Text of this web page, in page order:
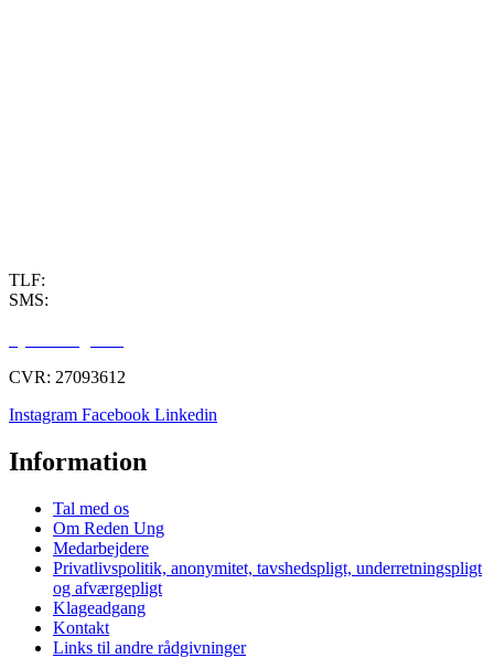
TLF:
SMS:
CVR: 27093612
Instagram Facebook Linkedin
Information
Tal med os
Om Reden Ung
Medarbejdere
Privatlivspolitik, anonymitet, tavshedspligt, underretningspligt
og afværgepligt
Klageadgang
Kontakt
Links til andre rådgivninger